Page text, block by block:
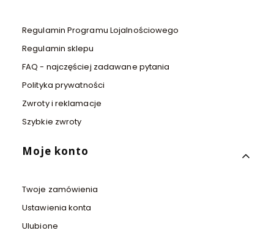
Regulamin Programu Lojalnościowego
Regulamin sklepu
FAQ - najczęściej zadawane pytania
Polityka prywatności
Zwroty i reklamacje
Szybkie zwroty
Moje konto
Twoje zamówienia
Ustawienia konta
Ulubione